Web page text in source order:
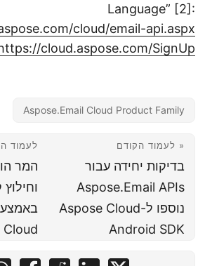
Language” [2]:
cloud/email-api.aspx
https://cloud.aspose.com/SignUp
Aspose.Email Cloud Product Family
« לעמוד הקודם
בדיקות יחידה עבור
Aspose.Email APIs
נוספו ל-Aspose Cloud
Android SDK
לעמוד
המר
Cloud